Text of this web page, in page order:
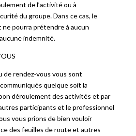
de l’activité ou à
du groupe. Dans ce cas, le
pourra prétendre à aucun
indemnité.
de rendez-vous vous sont
quelque soit la
déroulement des activités et par
participants et le professionnel
vous prions de bien vouloir
des feuilles de route et autres